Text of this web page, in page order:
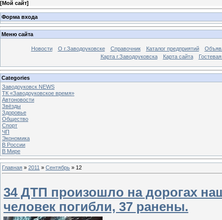
[Мой сайт]
Форма входа
Меню сайта
Новости О г.Заводоуковске Справочник Каталог предприятий
Карта г.Заводоуковска
Карта сайта
Categories
Заводоуковск NEWS
ТК «Заводоуковское время»
Автоновости
Звёзды
Здоровье
Общество
Спорт
ЧП
Экономика
В России
В Мире
Главная » 2011 » Сентябрь » 12
34 ДТП произошло на дорогах
человек погибли, 37 ранены.